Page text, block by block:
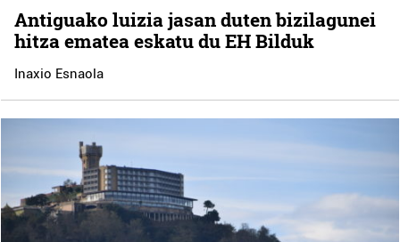
Antiguako luizia jasan duten bizilagunei
hitza ematea eskatu du EH Bilduk
Inaxio Esnaola